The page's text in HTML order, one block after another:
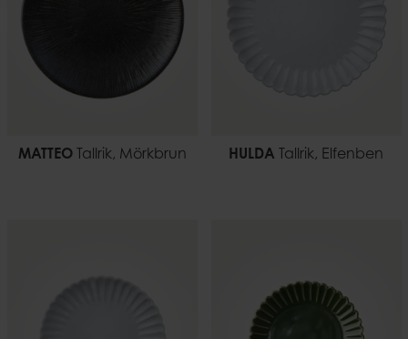
MATTEOTallrik, Mörkbrun HULDA Tallrik, Elfenben